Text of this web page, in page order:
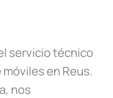
servicio técnico
en Reus.
nos